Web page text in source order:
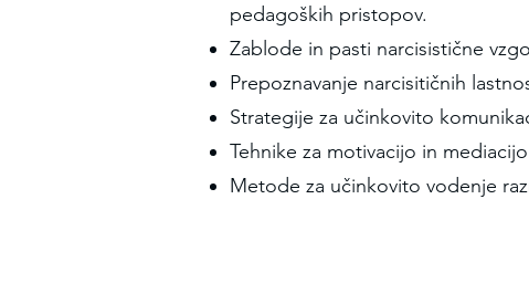
pedagoških pristopov.
Zablode in pasti narcisistične
Prepoznavanje narcisitičnih
Strategije za učinkovito
Tehnike za motivacijo in
Metode za učinkovito vodenje